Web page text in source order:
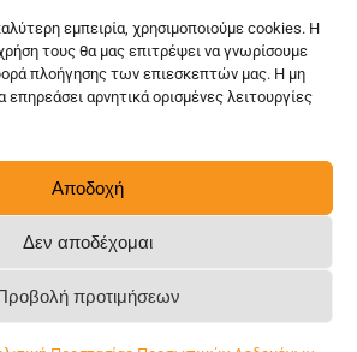
εμπειρία, χρησιμοποιούμε cookies. Η
τους θα μας επιτρέψει να γνωρίσουμε
πλοήγησης των επιεσκεπτών μας. Η μη
αρνητικά ορισμένες λειτουργίες
Αποδοχή
Δεν αποδέχομαι
προτιμήσεων
S.A.